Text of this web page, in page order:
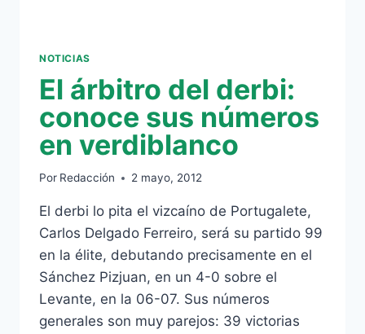
NOTICIAS
El árbitro del derbi:
conoce sus números
en verdiblanco
Por Redacción 2 mayo, 2012
El derbi lo pita el vizcaíno de Portugalete,
Carlos Delgado Ferreiro, será su partido 99
en la élite, debutando precisamente en el
Sánchez Pizjuan, en un 4-0 sobre el
Levante, en la 06-07. Sus números
generales son muy parejos: 39 victorias